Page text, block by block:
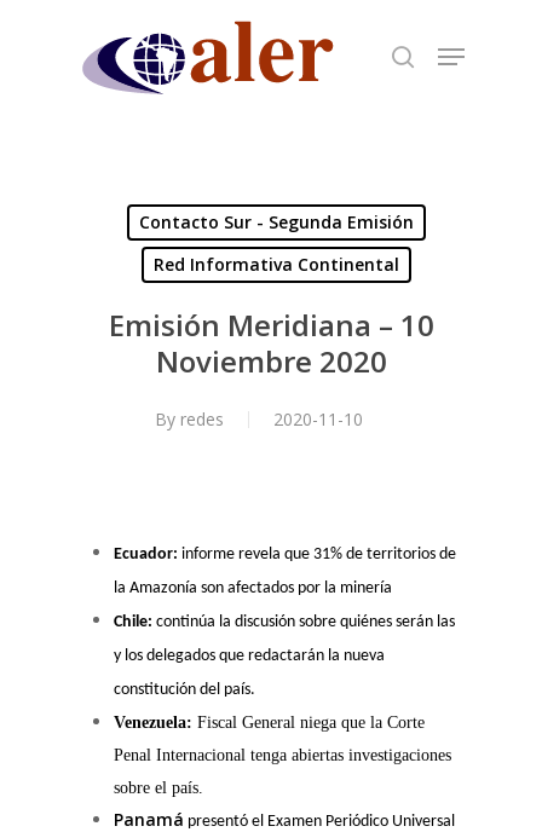
Contacto Sur - Segunda Emisión
Red Informativa Continental
Emisión Meridiana – 10
Noviembre 2020
By redes 2020-11-10
Ecuador: informe revela que 31% de territorios de
la Amazonía son afectados por la minería
Chile: continúa la discusión sobre quiénes serán las
y los delegados que redactarán la nueva
constitución del país.
Venezuela: Fiscal General niega que la Corte
Penal Internacional tenga abiertas investigaciones
sobre el país.
Panamá presentó el Examen Periódico Universal